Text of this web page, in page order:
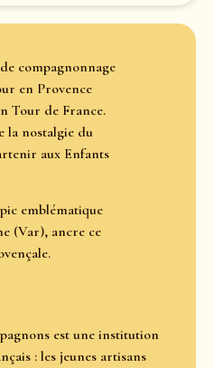
compagnonnage
en Provence
Tour de France.
la nostalgie du
aux Enfants
emblématique
(Var), ancre ce
est une institution
: les jeunes artisans